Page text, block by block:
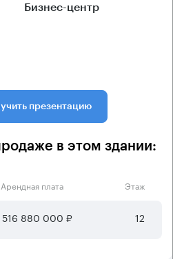
Бизнес-центр
презентацию
в этом здании:
Арендная плата Этаж
516 880 000 ₽ 12